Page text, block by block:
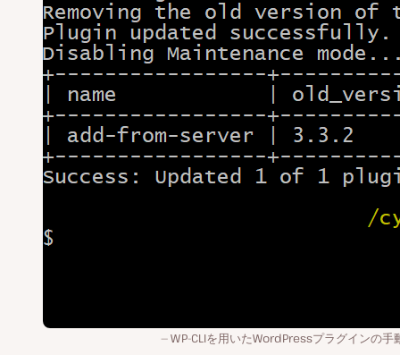
WP-CLIを用いたWordPressプラグインの手